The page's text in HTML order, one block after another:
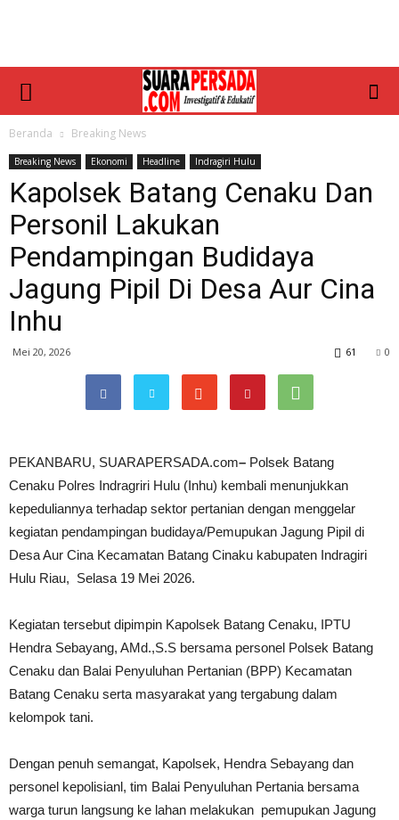
Beranda Breaking News
Breaking News Ekonomi Headline Indragiri Hulu
Kapolsek Batang Cenaku Dan
Personil Lakukan
Pendampingan Budidaya
Jagung Pipil Di Desa Aur Cina
Inhu
Mei 20, 2026 0
61
PEKANBARU, SUARAPERSADA.com– Polsek Batang
Cenaku Polres Indragriri Hulu (Inhu) kembali menunjukkan
kepeduliannya terhadap sektor pertanian dengan menggelar
kegiatan pendampingan budidaya/Pemupukan Jagung Pipil di
Desa Aur Cina Kecamatan Batang Cinaku kabupaten Indragiri
Hulu Riau, Selasa 19 Mei 2026.
Kegiatan tersebut dipimpin Kapolsek Batang Cenaku, IPTU
Hendra Sebayang, AMd.,S.S bersama personel Polsek Batang
Cenaku dan Balai Penyuluhan Pertanian (BPP) Kecamatan
Batang Cenaku serta masyarakat yang tergabung dalam
kelompok tani.
Dengan penuh semangat, Kapolsek, Hendra Sebayang dan
personel kepolisianl, tim Balai Penyuluhan Pertania bersama
warga turun langsung ke lahan melakukan pemupukan Jagung